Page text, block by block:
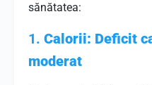
sănătatea:
1. Calorii: Deficit
moderat